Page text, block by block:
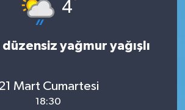
4
yağmur yağışlı
Mart Cumartesi
18:30